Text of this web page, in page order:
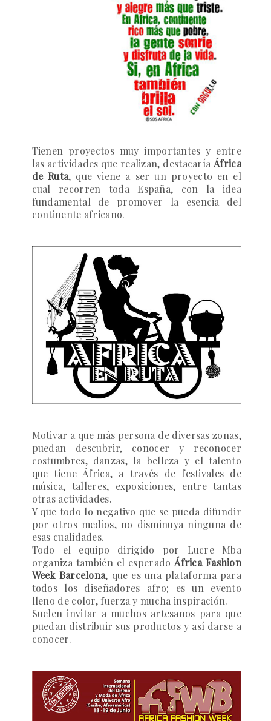
Tienen proyectos muy importantes y entre
las actividades que realizan, destacaríaÁfrica
de Ruta, que viene a ser un proyecto en el
cual recorren toda España, con la idea
fundamental de promover la esencia del
continente africano.
Motivar a que más persona de diversas zonas,
puedan descubrir, conocer y reconocer
costumbres, danzas, la belleza y el talento
que tiene África, a través de festivales de
música, talleres, exposiciones, entre tantas
otras actividades.
Y que todo lo negativo que se pueda difundir
por otros medios, no disminuya ninguna de
esas cualidades.
Todo el equipo dirigido por Lucre Mba
organiza también el esperadoÁfrica Fashion
Week Barcelona, que es una plataforma para
todos los diseñadores afro; es un evento
lleno de color, fuerza y mucha inspiración.
Suelen invitar a muchos artesanos para que
puedan distribuir sus productos y así darse a
conocer.